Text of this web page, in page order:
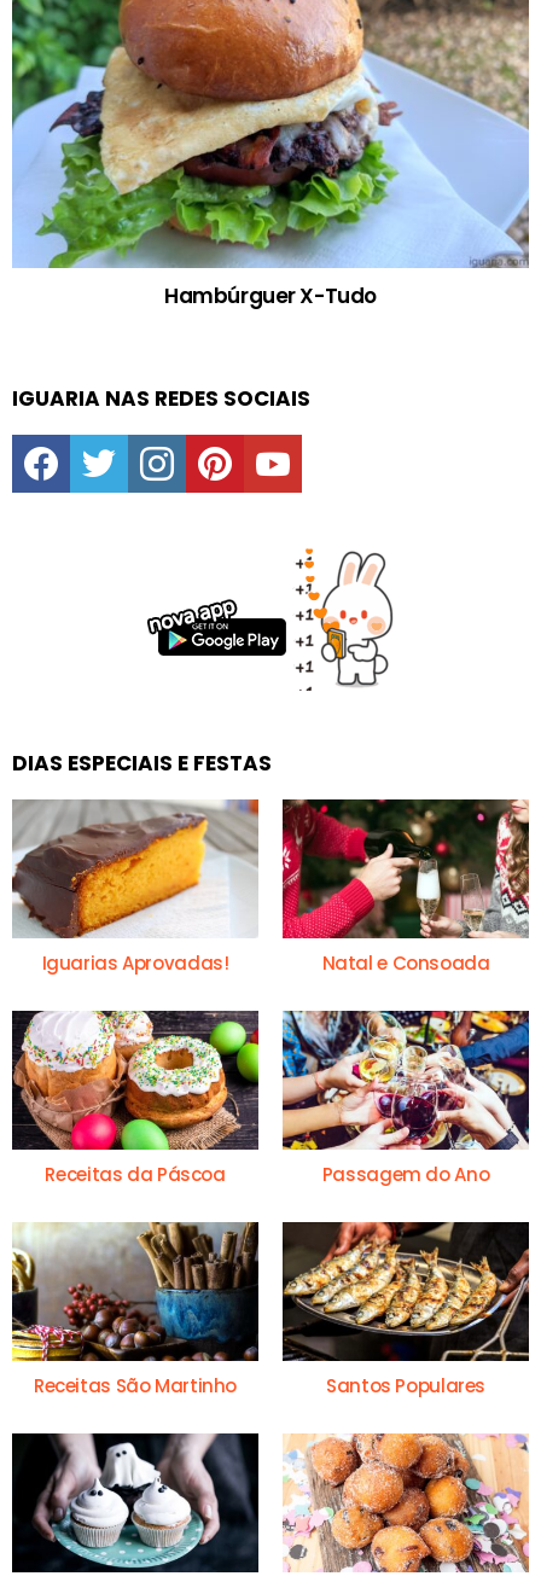
Hambúrguer X-Tudo
IGUARIA NAS REDES SOCIAIS
facebooktwitter instagrampinterestyoutube
DIAS ESPECIAIS E FESTAS
Iguarias Aprovadas! Natal e Consoada
Receitas da Páscoa Passagem do Ano
Receitas São Martinho Santos Populares